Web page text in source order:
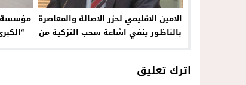
الامين الاقليمي لحزر الاصالة والمعاصرة
بالناظور ينفي اشاعة سحب التزكية من
مؤسسة
اترك تعليق